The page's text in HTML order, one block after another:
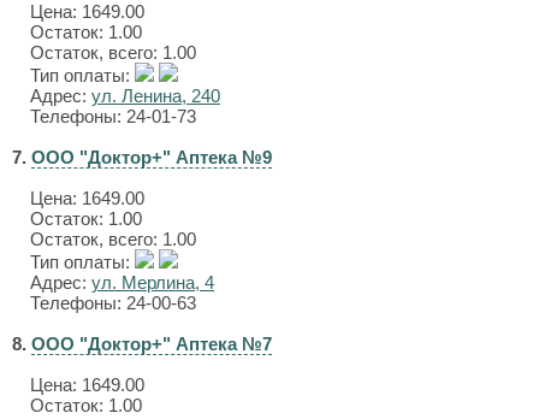
Цена: 1649.00
Остаток: 1.00
Остаток, всего: 1.00
Тип оплаты:
Адрес: ул. Ленина, 240
Телефоны: 24-01-73
7. ООО "Доктор+" Аптека №9
Цена: 1649.00
Остаток: 1.00
Остаток, всего: 1.00
Тип оплаты:
Адрес: ул. Мерлина, 4
Телефоны: 24-00-63
8. ООО "Доктор+" Аптека №7
Цена: 1649.00
Остаток: 1.00